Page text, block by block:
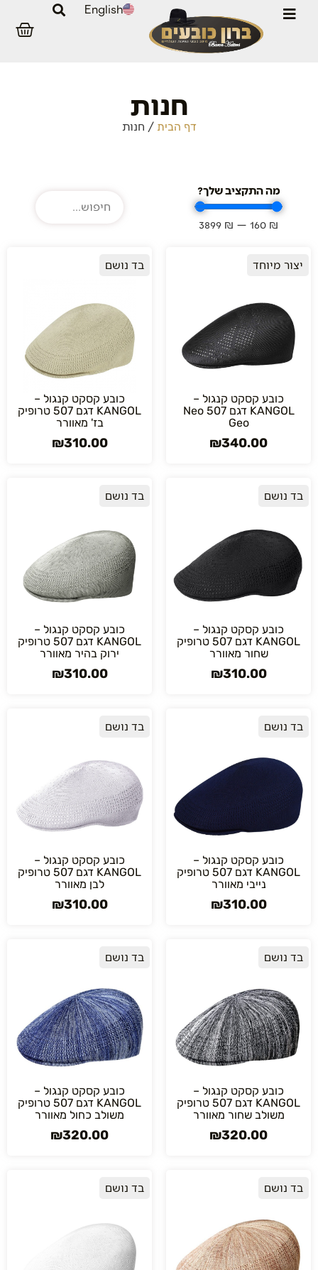
English
חנות
דף הבית / חנות
מה התקציב שלך?
₪
160
—
₪
3899
יצור מיוחד
כובע קסקט קנגול –
KANGOL דגם 507 Neo
Geo
₪340.00
בד נושם
כובע קסקט קנגול –
KANGOL דגם 507 טרופיק
בז' מאוורר
₪310.00
בד נושם
כובע קסקט קנגול –
KANGOL דגם 507 טרופיק
שחור מאוורר
₪310.00
בד נושם
כובע קסקט קנגול –
KANGOL דגם 507 טרופיק
ירוק בהיר מאוורר
₪310.00
בד נושם
כובע קסקט קנגול –
KANGOL דגם 507 טרופיק
נייבי מאוורר
₪310.00
בד נושם
כובע קסקט קנגול –
KANGOL דגם 507 טרופיק
לבן מאוורר
₪310.00
בד נושם
כובע קסקט קנגול –
KANGOL דגם 507 טרופיק
משולב שחור מאוורר
₪320.00
בד נושם
כובע קסקט קנגול –
KANGOL דגם 507 טרופיק
משולב כחול מאוורר
₪320.00
בד נושם בד נושם